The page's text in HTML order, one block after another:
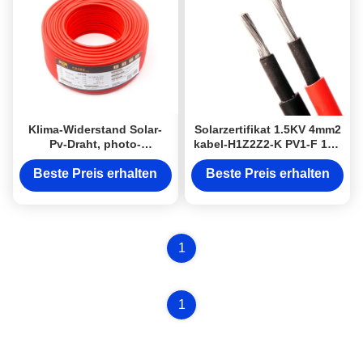
Klima-Widerstand Solar-
Pv-Draht, photo-
voltaisches Innen-2,5
Solarkabel mm2 PV1-F im
Beste Preis erhalten
Solarzertifikat 1.5KV 4mm2
kabel-H1Z2Z2-K PV1-F 1X6
TUV
Beste Preis erhalten
1
1